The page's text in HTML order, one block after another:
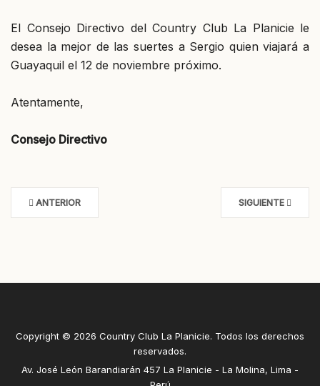
El Consejo Directivo del Country Club La Planicie le
desea la mejor de las suertes a Sergio quien viajará a
Guayaquil el 12 de noviembre próximo.
Atentamente,
Consejo Directivo
ANTERIOR SIGUIENTE
Copyright © 2026 Country Club La Planicie. Todos los derechos
reservados.
Av. José León Barandiarán 457 La Planicie - La Molina, Lima -